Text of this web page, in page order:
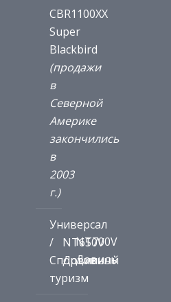
CBR1100XX
Super
Blackbird
(продажи
в
Северной
Америке
закончились
в
2003
г.)
Универсал
/
Спортивный
туризм
NT650V
Довиль
NT700V
Довиль